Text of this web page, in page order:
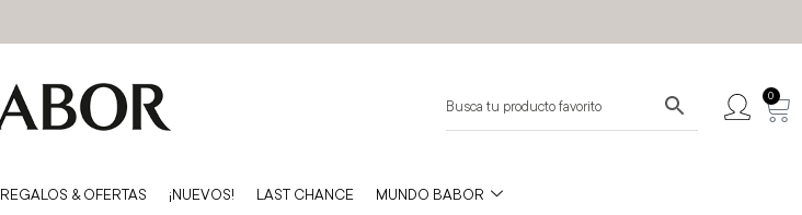
0
REGALOS & OFERTAS ¡NUEVOS! LAST CHANCE MUNDO BABOR